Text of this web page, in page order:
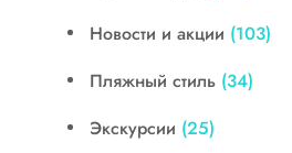
Новости и акции (103)
Пляжный стиль (34)
Экскурсии (25)